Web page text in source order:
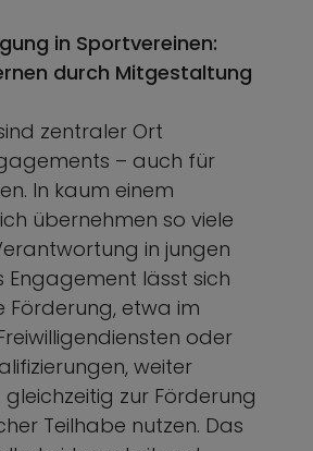
in Sportvereinen:
durch Mitgestaltung
zentraler Ort
– auch für
In kaum einem
übernehmen so viele
in jungen
Engagement lässt sich
Förderung, etwa im
oder
weiter
zur Förderung
Teilhabe nutzen. Das